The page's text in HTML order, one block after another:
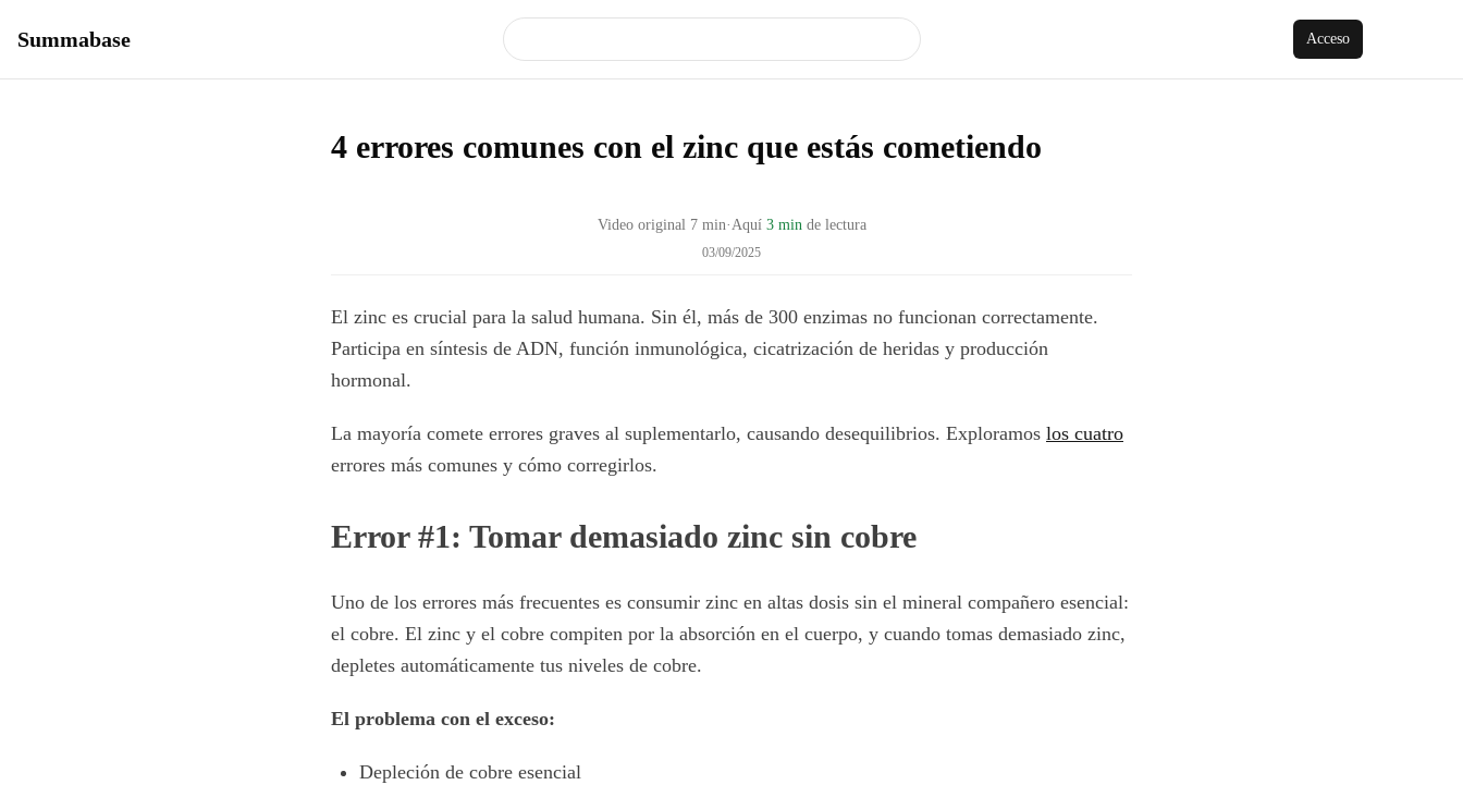
Summabase Acceso
4 errores comunes con el zinc que estás cometiendo
Video original 7min·Aquí 3 min de lectura
03/09/2025
El zinc es crucial para la salud humana. Sin él, más de 300 enzimas no funcionan correctamente.
Participa en síntesis de ADN, función inmunológica, cicatrización de heridas y producción
hormonal.
La mayoría comete errores graves al suplementarlo, causando desequilibrios. Exploramos los cuatro
errores más comunes y cómo corregirlos.
Error #1: Tomar demasiado zinc sin cobre
Uno de los errores más frecuentes es consumir zinc en altas dosis sin el mineral compañero esencial:
el cobre. El zinc y el cobre compiten por la absorción en el cuerpo, y cuando tomas demasiado zinc,
depletes automáticamente tus niveles de cobre.
El problema con el exceso:
Depleción de cobre esencial